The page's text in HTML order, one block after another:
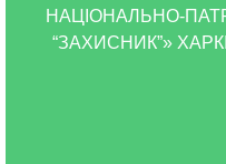
НАЦІОНАЛЬНО-
“ЗАХИСНИК”»